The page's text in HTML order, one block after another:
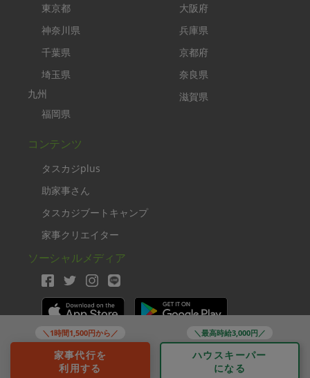
＼1時間1,500円から／
家事代行を
利用する
＼最高時給3,000円／
ハウスキーパー
になる
東京都
神奈川県
千葉県
埼玉県
九州
福岡県
大阪府
兵庫県
京都府
奈良県
滋賀県
コンテンツ
タスカジplus
助家事さん
タスカジブートキャンプ
家事クリエイター
ソーシャルメディア